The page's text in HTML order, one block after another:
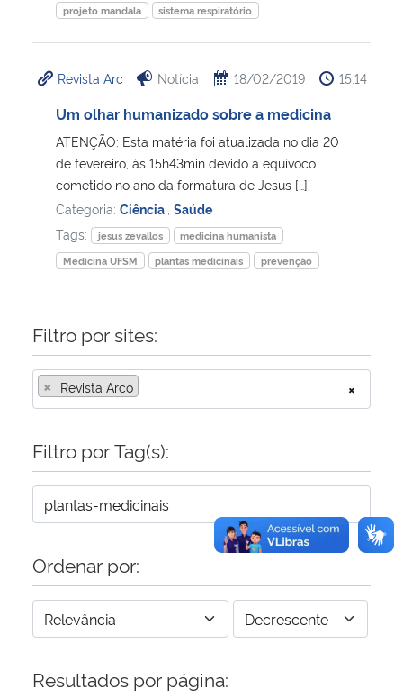
Ministério do Turismo
Controladoria-Geral da União
Ministério da Mulher, da Família e dos Direitos Humanos
Secretaria-Geral
Secretaria de Governo
Advocacia-Geral da União
Banco Central do Brasil
Planalto
projeto mandala
sistema respiratório
Revista Arc Notícia 18/02/2019 15:14
Um olhar humanizado sobre a medicina
ATENÇÃO: Esta matéria foi atualizada no dia 20
de fevereiro, às 15h43min devido a equívoco
cometido no ano da formatura de Jesus […]
Categoria: Ciência Saúde
Tags:
jesus zevallos
medicina humanista
Medicina UFSM
plantas medicinais prevenção
Filtro por sites:
×
× Revista Arco
Filtro por Tag(s):
Ordenar por:
Resultados por página: